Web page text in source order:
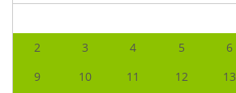
2
3 4 5 6
9
10 11 12 13